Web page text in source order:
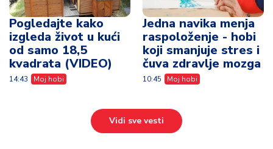
Pogledajte kako
izgleda život u kući
od samo 18,5
kvadrata (VIDEO)
14:43 Moj hobi
Jedna navika menja
raspoloženje - hobi
koji smanjuje stres i
čuva zdravlje mozga
10:45 Moj hobi
Vidi sve vesti